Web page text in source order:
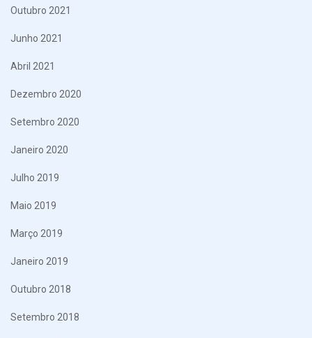
Outubro 2021
Junho 2021
Abril 2021
Dezembro 2020
Setembro 2020
Janeiro 2020
Julho 2019
Maio 2019
Março 2019
Janeiro 2019
Outubro 2018
Setembro 2018